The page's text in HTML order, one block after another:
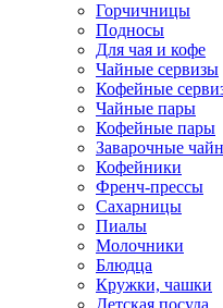
Горчичницы
Подносы
Для чая и кофе
Чайные сервизы
Кофейные
Чайные пары
Кофейные пары
Заварочные
Кофейники
Френч-прессы
Сахарницы
Пиалы
Молочники
Блюдца
Кружки, чашки
Детская посуда